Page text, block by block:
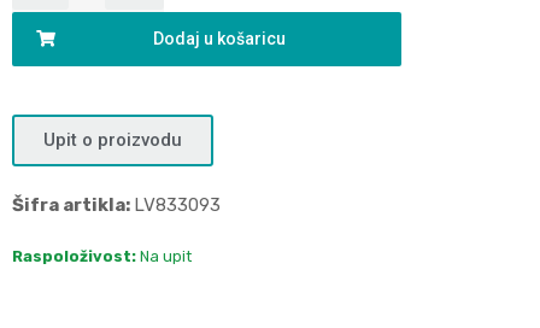
Dodaj u košaricu
Upit o proizvodu
Šifra artikla: LV833093
Raspoloživost: Na upit